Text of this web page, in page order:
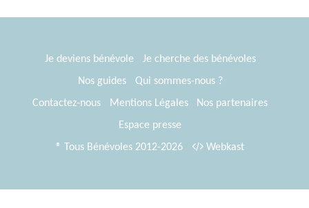
Je deviens bénévole
Je cherche des bénévoles
Nos guides
Qui sommes-nous ?
Contactez-nous
Mentions Légales
Nos partenaires
Espace presse
® Tous Bénévoles 2012-2026
Webkast